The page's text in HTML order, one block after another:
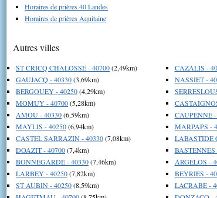
Horaires de prières 40 Landes
Horaires de prières Aquitaine
Autres villes
ST CRICQ CHALOSSE - 40700(2,49km)
GAUJACQ - 40330(3,69km)
BERGOUEY - 40250(4,29km)
MOMUY - 40700(5,28km)
AMOU - 40330(6,59km)
MAYLIS - 40250(6,94km)
CASTEL SARRAZIN - 40330(7,08km)
DOAZIT - 40700(7,4km)
BONNEGARDE - 40330(7,46km)
LARBEY - 40250(7,82km)
ST AUBIN - 40250(8,59km)
CAZALIS -
NASSIET -
CAUPENNE
MARPAPS -
LABASTIDE
BASTENNES
ARGELOS -
BEYRIES -
LACRABE -